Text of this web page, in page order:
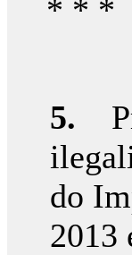
* * *
5.
do
2013